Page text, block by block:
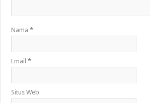
Nama*
Email*
Situs Web